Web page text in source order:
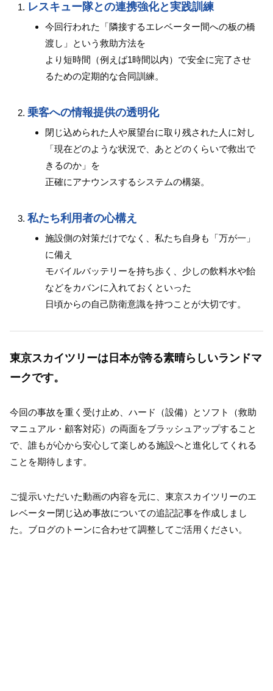
レスキュー隊との連携強化と実践訓練
今回行われた「隣接するエレベーター間への板の橋
渡し」という救助方法を
より短時間（例えば1時間以内）で安全に完了させ
るための定期的な合同訓練。
乗客への情報提供の透明化
閉じ込められた人や展望台に取り残された人に対し
「現在どのような状況で、あとどのくらいで救出で
きるのか」を
正確にアナウンスするシステムの構築。
私たち利用者の心構え
施設側の対策だけでなく、私たち自身も「万が一」
に備え
モバイルバッテリーを持ち歩く、少しの飲料水や飴
などをカバンに入れておくといった
日頃からの自己防衛意識を持つことが大切です。
東京スカイツリーは日本が誇る素晴らしいランドマ
ークです。
今回の事故を重く受け止め、ハード（設備）とソフト（救助
マニュアル・顧客対応）の両面をブラッシュアップすること
で、誰もが心から安心して楽しめる施設へと進化してくれる
ことを期待します。
ご提示いただいた動画の内容を元に、東京スカイツリーのエ
レベーター閉じ込め事故についての追記記事を作成しまし
た。ブログのトーンに合わせて調整してご活用ください。